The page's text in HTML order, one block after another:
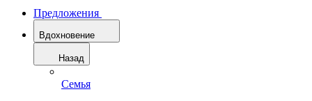
Предложения
Вдохновение
Назад
Семья